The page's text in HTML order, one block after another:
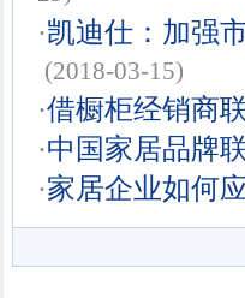
·凯迪仕：加强
(2018-03-15)
·借橱柜经销商
·中国家居品牌
·家居企业如何